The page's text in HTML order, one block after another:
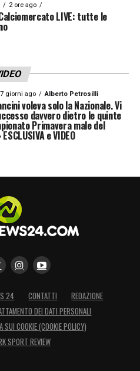
2 ore ago
LIVE: tutte le
7 giorni ago Alberto Petrosilli
voleva solo la Nazionale. Vi
davvero dietro le quinte
Primavera male del
e VIDEO
24 CONTATTI
REDAZIONE
DEI DATI PERSONALI
SUI COOKIE (COOKIE POLICY)
SPORT REVIEW